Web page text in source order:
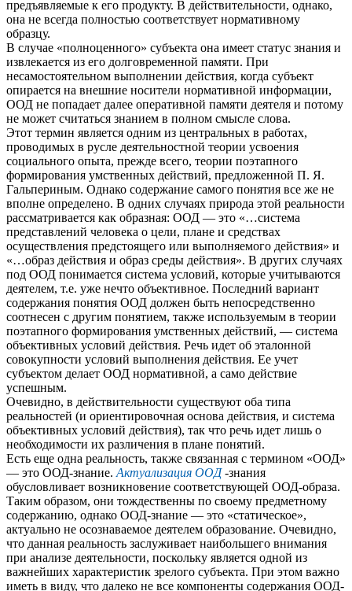
предъявляемые к его продукту. В действительности, однако,
она не всегда полностью соответствует нормативному
образцу.
В случае «полноценного» субъекта она имеет статус знания и
извлекается из его долговременной памяти. При
несамостоятельном выполнении действия, когда субъект
опирается на внешние носители нормативной информации,
ООД не попадает далее оперативной памяти деятеля и потому
не может считаться знанием в полном смысле слова.
Этот термин является одним из центральных в работах,
проводимых в русле деятельностной теории усвоения
социального опыта, прежде всего, теории поэтапного
формирования умственных действий, предложенной П. Я.
Гальпериным. Однако содержание самого понятия все же не
вполне определено. В одних случаях природа этой реальности
рассматривается как образная: ООД — это «…система
представлений человека о цели, плане и средствах
осуществления предстоящего или выполняемого действия» и
«…образ действия и образ среды действия». В других случаях
под ООД понимается система условий, которые учитываются
деятелем, т.е. уже нечто объективное. Последний вариант
содержания понятия ООД должен быть непосредственно
соотнесен с другим понятием, также используемым в теории
поэтапного формирования умственных действий, — система
объективных условий действия. Речь идет об эталонной
совокупности условий выполнения действия. Ее учет
субъектом делает ООД нормативной, а само действие
успешным.
Очевидно, в действительности существуют оба типа
реальностей (и ориентировочная основа действия, и система
объективных условий действия), так что речь идет лишь о
необходимости их различения в плане понятий.
Есть еще одна реальность, также связанная с термином «ООД»
— это ООД-знание. Актуализация ООД-знания
обусловливает возникновение соответствующей ООД-образа.
Таким образом, они тождественны по своему предметному
содержанию, однако ООД-знание — это «статическое»,
актуально не осознаваемое деятелем образование. Очевидно,
что данная реальность заслуживает наибольшего внимания
при анализе деятельности, поскольку является одной из
важнейших характеристик зрелого субъекта. При этом важно
иметь в виду, что далеко не все компоненты содержания ООД-